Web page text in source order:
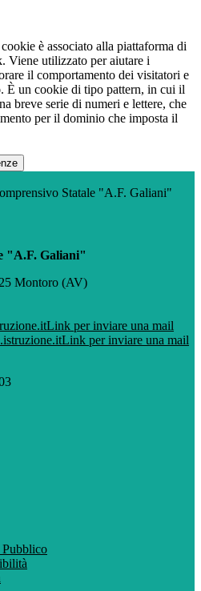
è associato alla piattaforma di
Viene utilizzato per aiutare i
il comportamento dei visitatori e
È un cookie di tipo pattern, in cui il
breve serie di numeri e lettere, che
per il dominio che imposta il
Statale "A.F. Galiani"
"A.F. Galiani"
Montoro (AV)
Link per inviare una mail
Link per inviare una mail